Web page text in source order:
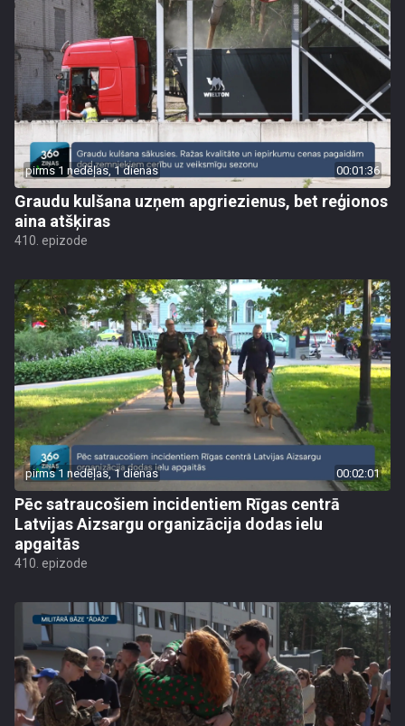
pirms 1 nedēļas, 1 dienas 00:01:36
Graudu kulšana uzņem apgriezienus, bet reģionos
aina atšķiras
410. epizode
pirms 1 nedēļas, 1 dienas 00:02:01
Pēc satraucošiem incidentiem Rīgas centrā
Latvijas Aizsargu organizācija dodas ielu
apgaitās
410. epizode